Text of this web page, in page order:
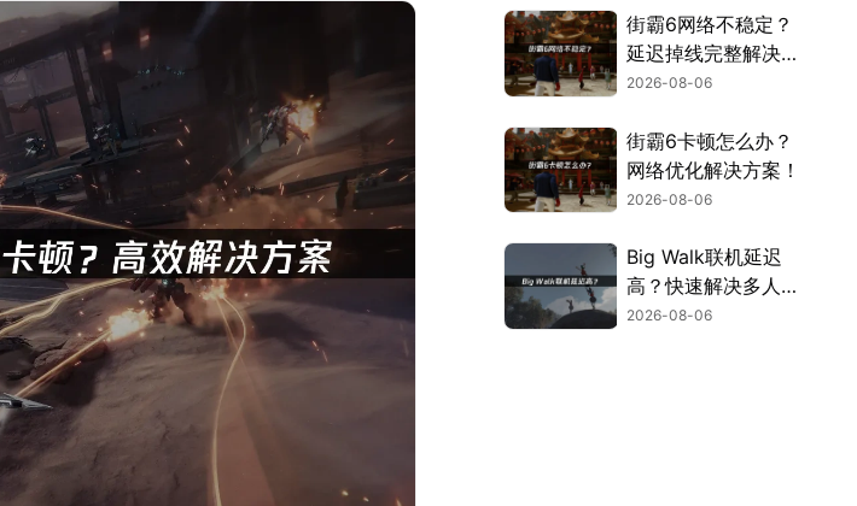
街霸6网络不稳定？
延迟掉线完整解决指
南！
2026-08-06
街霸6卡顿怎么办？
网络优化解决方案！
2026-08-06
Big Walk联机延迟
高？快速解决多人联
机卡顿问题！
2026-08-06